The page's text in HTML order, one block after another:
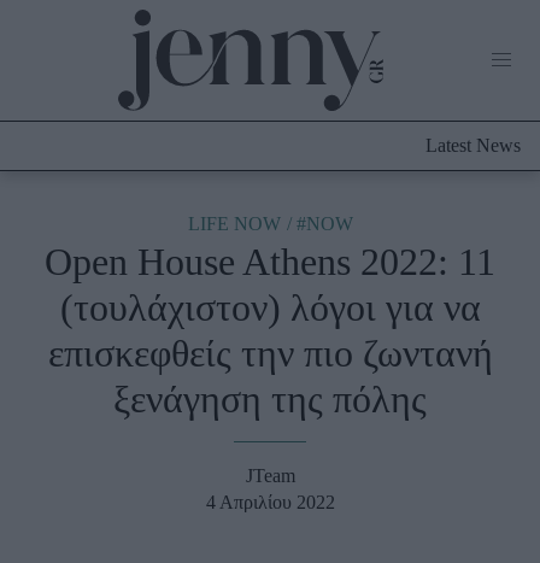
Culture
Fashion
Shopping
Styling Tips
Latest News
LIFE NOW #NOW
Open House Athens 2022: 11
(τουλάχιστον) λόγοι για να
επισκεφθείς την πιο ζωντανή
ξενάγηση της πόλης
JTeam
4 Απριλίου 2022